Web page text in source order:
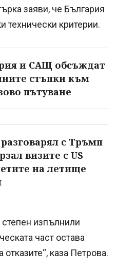
заяви, че България
технически критерии.
и САЩ обсъждат
стъпки към
пътуване
с Тръмп
визите с US
на летище
изпълнили
част остава
каза Петрова.